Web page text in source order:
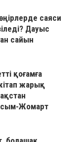
саяси
Дауыс
сайын
қоғамға
жарық
Жомарт